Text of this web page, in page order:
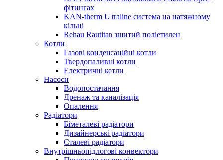
фітингах
KAN-therm Ultraline система на натяжному
кільці
Rehau Rautitan зшитий поліетилен
Котли
Газові конденсаційні котли
Твердопаливні котли
Електричні котли
Насоси
Водопостачання
Дренаж та каналізація
Опалення
Радіатори
Біметалеві радіатори
Дизайнерські радіатори
Сталеві радіатори
Внутрішньопідлогові конвектори